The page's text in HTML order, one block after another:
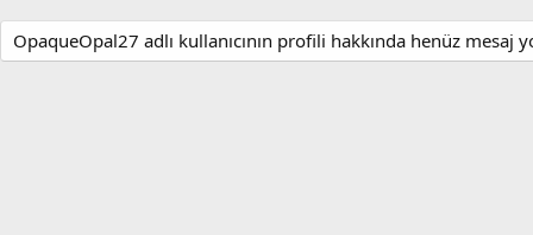
OpaqueOpal27 adlı kullanıcının profili hakkında henüz mesaj